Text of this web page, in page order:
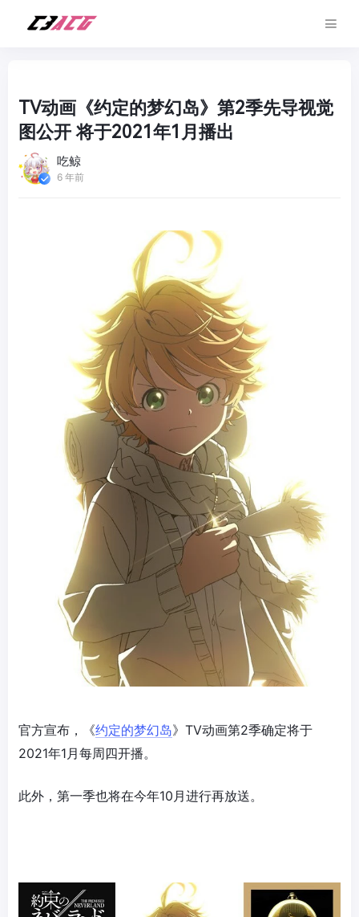
TV动画《约定的梦幻岛》第2季先导视觉
图公开 将于2021年1月播出
吃鲸
6 年前
官方宣布，《约定的梦幻岛》TV动画第2季确定将于
2021年1月每周四开播。
此外，第一季也将在今年10月进行再放送。